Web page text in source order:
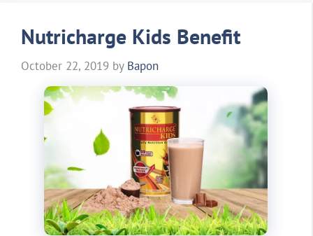
Nutricharge Kids Benefit
October 22, 2019 by Bapon